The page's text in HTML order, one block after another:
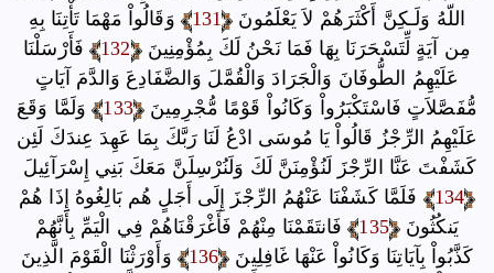
اللّهُ وَلَـكِنَّ أَكْثَرَهُمْ لاَ يَعْلَمُونَ
131
وَقَالُواْ مَهْمَا تَأْتِنَا بِهِ
مِن آيَةٍ لِّتَسْحَرَنَا بِهَا فَمَا نَحْنُ لَكَ بِمُؤْمِنِينَ 132 فَأَرْسَلْنَا
عَلَيْهِمُ الطُّوفَانَ وَالْجَرَادَ وَالْقُمَّلَ وَالضَّفَادِعَ وَالدَّمَ آيَاتٍ
مُّفَصَّلاَتٍ فَاسْتَكْبَرُواْ وَكَانُواْ قَوْمًا مُّجْرِمِينَ 133 وَلَمَّا وَقَعَ
عَلَيْهِمُ الرِّجْزُ قَالُواْ يَا مُوسَى ادْعُ لَنَا رَبَّكَ بِمَا عَهِدَ عِندَكَ لَئِن
كَشَفْتَ عَنَّا الرِّجْزَ لَنُؤْمِنَنَّ لَكَ وَلَنُرْسِلَنَّ مَعَكَ بَنِي إِسْرَآئِيلَ
134
فَلَمَّا كَشَفْنَا عَنْهُمُ الرِّجْزَ إِلَى أَجَلٍ هُم بَالِغُوهُ إِذَا هُمْ
يَنكُثُونَ 135 فَانتَقَمْنَا مِنْهُمْ فَأَغْرَقْنَاهُمْ فِي الْيَمِّ بِأَنَّهُمْ
كَذَّبُواْ بِآيَاتِنَا وَكَانُواْ عَنْهَا غَافِلِينَ
136
وَأَوْرَثْنَا الْقَوْمَ الَّذِينَ